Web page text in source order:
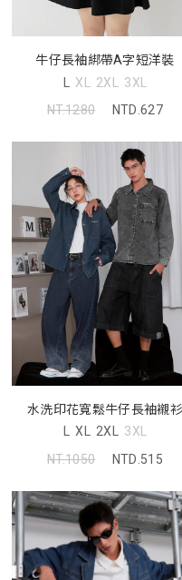
牛仔長袖綁帶A字短洋裝
L XL 2XL 3XL
NT.1280
NTD.627
水洗印花寬鬆牛仔長袖襯衫
(unisex)
L XL 2XL 3XL
NT.1050
NTD.515